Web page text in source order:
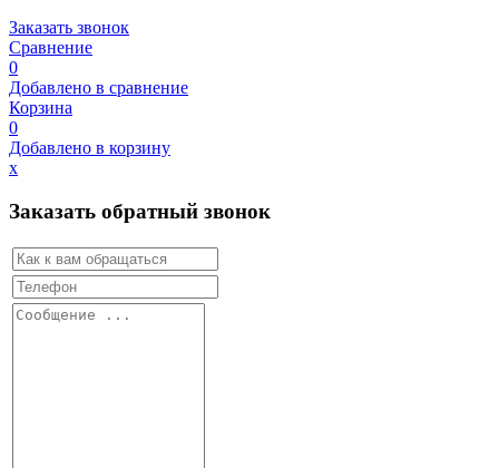
Заказать звонок
Сравнение
0
Добавлено в сравнение
Корзина
0
Добавлено в корзину
х
Заказать обратный звонок